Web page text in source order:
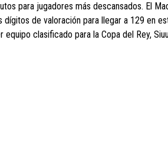
para jugadores más descansados. El
de valoración para llegar a 129 en
clasificado para la Copa del Rey,